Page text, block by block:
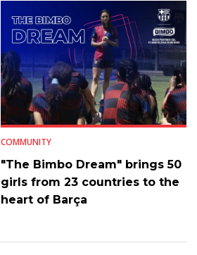
COMMUNITY
"The Bimbo Dream" brings 50
girls from 23 countries to the
heart of Barça